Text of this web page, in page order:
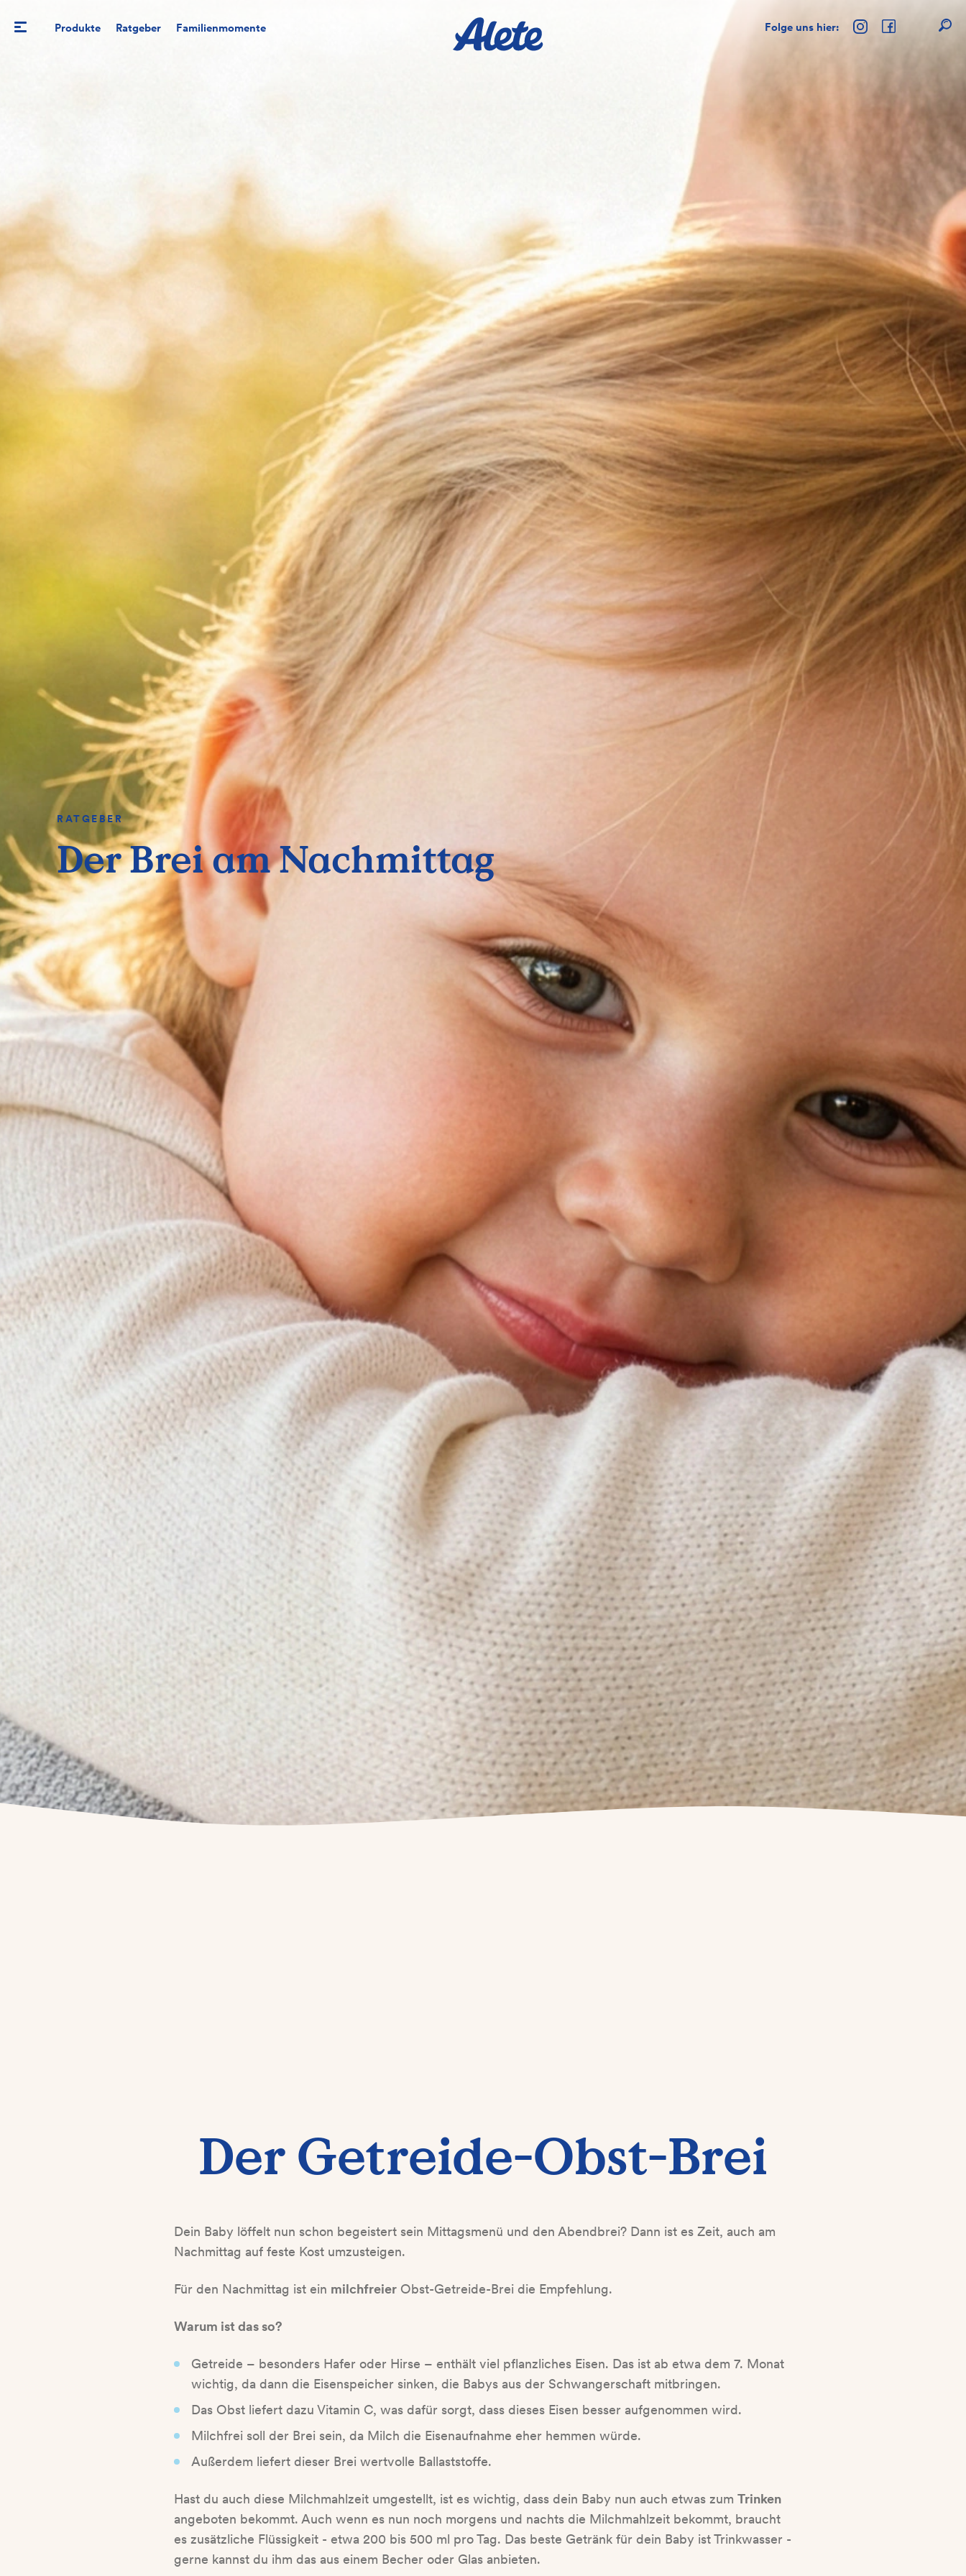
Produkte Ratgeber Familienmomente Folge uns hier:
RATGEBER
Der Brei am Nachmittag
Der Getreide-Obst-Brei
Dein Baby löffelt nun schon begeistert sein Mittagsmenü und den Abendbrei? Dann ist es Zeit, auch am
Nachmittag auf feste Kost umzusteigen.
Für den Nachmittag ist ein milchfreier Obst-Getreide-Brei die Empfehlung.
Warum ist das so?
Getreide – besonders Hafer oder Hirse – enthält viel pflanzliches Eisen. Das ist ab etwa dem 7. Monat
wichtig, da dann die Eisenspeicher sinken, die Babys aus der Schwangerschaft mitbringen.
Das Obst liefert dazu Vitamin C, was dafür sorgt, dass dieses Eisen besser aufgenommen wird.
Milchfrei soll der Brei sein, da Milch die Eisenaufnahme eher hemmen würde.
Außerdem liefert dieser Brei wertvolle Ballaststoffe.
Hast du auch diese Milchmahlzeit umgestellt, ist es wichtig, dass dein Baby nun auch etwas zumTrinken
angeboten bekommt. Auch wenn es nun noch morgens und nachts die Milchmahlzeit bekommt, braucht
es zusätzliche Flüssigkeit - etwa 200 bis 500 ml pro Tag. Das beste Getränk für dein Baby ist Trinkwasser -
gerne kannst du ihm das aus einem Becher oder Glas anbieten.